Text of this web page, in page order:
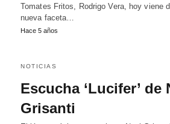
Tomates Fritos, Rodrigo Vera, hoy viene
nueva faceta…
Hace 5 años
NOTICIAS
Escucha ‘Lucifer’ de
Grisanti